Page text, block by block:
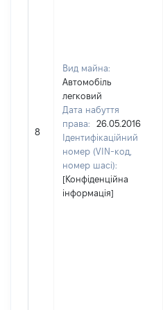
8
Вид майна:
Автомобіль
легковий
Дата набуття
права:
26.05.2016
Ідентифікаційний
номер (VIN-код,
номер шасі):
[Конфіденційна
інформація]